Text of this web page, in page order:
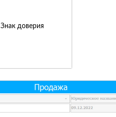
Знак доверия